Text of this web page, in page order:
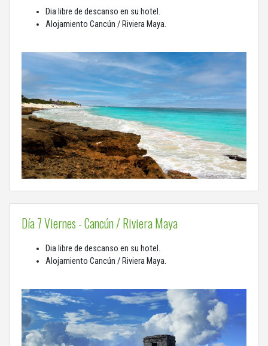
Dia libre de descanso en su hotel.
Alojamiento Cancún / Riviera Maya.
Día 7 Viernes - Cancún / Riviera Maya
Dia libre de descanso en su hotel.
Alojamiento Cancún / Riviera Maya.